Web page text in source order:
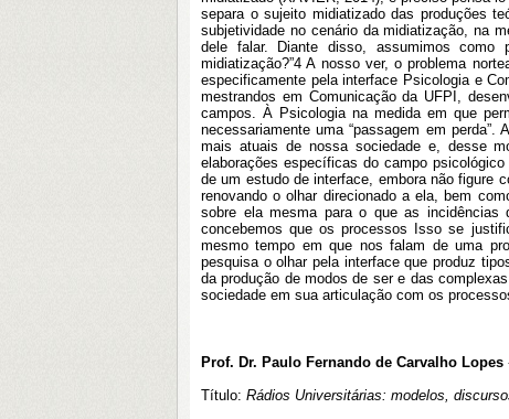
separa o sujeito midiatizado das produções
subjetividade no cenário da midiatização, na
dele falar. Diante disso, assumimos como
midiatização?”4 A nosso ver, o problema
especificamente pela interface Psicologia e
mestrandos em Comunicação da UFPI,
campos. À Psicologia na medida em que
necessariamente uma “passagem em
mais atuais de nossa sociedade e, desse
elaborações específicas do campo
de um estudo de interface, embora não figure
renovando o olhar direcionado a ela, bem
sobre ela mesma para o que as
concebemos que os processos Isso se
mesmo tempo em que nos falam de uma
pesquisa o olhar pela interface que produz
da produção de modos de ser e das
sociedade em sua articulação com os
Prof. Dr. Paulo Fernando de Carvalho Lopes
Título: Rádios Universitárias: modelos,